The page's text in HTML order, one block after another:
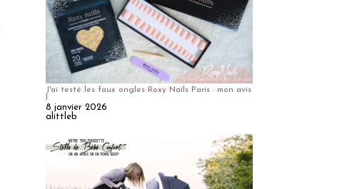
J'ai testé les faux ongles Roxy Nails Paris : mon avis
!
8 janvier 2026
alittleb